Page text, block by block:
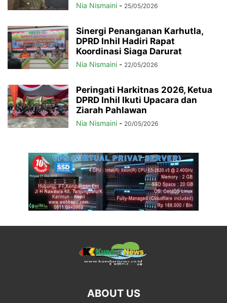
Nia Nismaini - 25/05/2026
Sinergi Penanganan Karhutla,
DPRD Inhil Hadiri Rapat
Koordinasi Siaga Darurat
Nia Nismaini - 22/05/2026
Peringati Harkitnas 2026, Ketua
DPRD Inhil Ikuti Upacara dan
Ziarah Pahlawan
Nia Nismaini - 20/05/2026
ABOUT US